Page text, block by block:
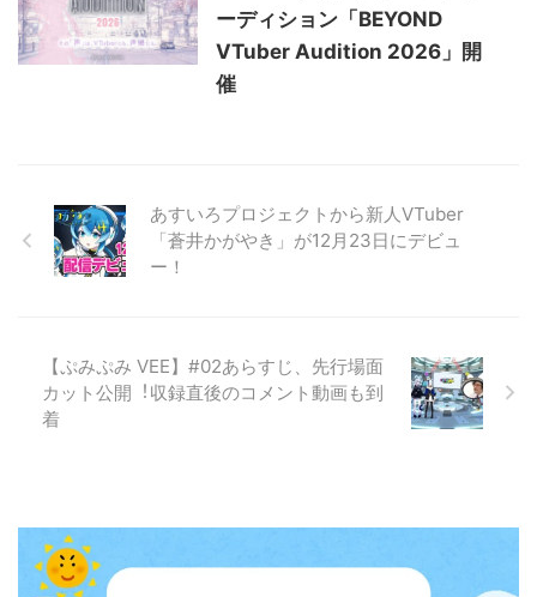
ーディション「BEYOND
VTuber Audition 2026」開
催
あすいろプロジェクトから新人VTuber
「蒼井かがやき」が12月23日にデビュ
ー！
【ぷみぷみ VEE】#02あらすじ、先⾏場⾯
カット公開︕収録直後のコメント動画も到
着